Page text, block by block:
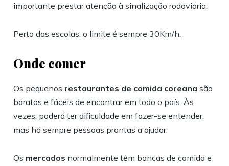
importante prestar atenção à sinalização rodoviária.
Perto das escolas, o limite é sempre 30Km/h.
Onde comer
Os pequenos restaurantes de comida coreana são
baratos e fáceis de encontrar em todo o país. Às
vezes, poderá ter dificuldade em fazer-se entender,
mas há sempre pessoas prontas a ajudar.
Os mercados normalmente têm bancas de comida e